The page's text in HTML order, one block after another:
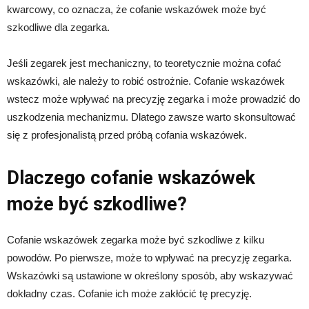
kwarcowy, co oznacza, że cofanie wskazówek może być
szkodliwe dla zegarka.
Jeśli zegarek jest mechaniczny, to teoretycznie można cofać
wskazówki, ale należy to robić ostrożnie. Cofanie wskazówek
wstecz może wpływać na precyzję zegarka i może prowadzić do
uszkodzenia mechanizmu. Dlatego zawsze warto skonsultować
się z profesjonalistą przed próbą cofania wskazówek.
Dlaczego cofanie wskazówek
może być szkodliwe?
Cofanie wskazówek zegarka może być szkodliwe z kilku
powodów. Po pierwsze, może to wpływać na precyzję zegarka.
Wskazówki są ustawione w określony sposób, aby wskazywać
dokładny czas. Cofanie ich może zakłócić tę precyzję.